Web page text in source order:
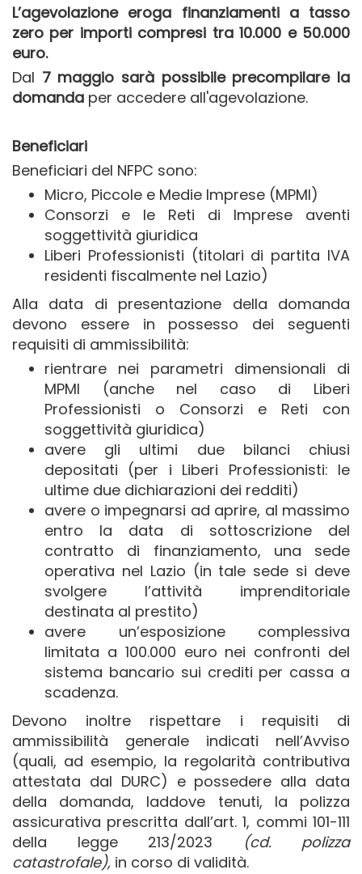
L’agevolazione eroga finanziamenti a tasso
zero per importi compresi tra 10.000 e 50.000
euro.
Dal 7 maggio sarà possibile precompilare la
domanda per accedere all'agevolazione.
Beneficiari
Beneficiari del NFPC sono:
Micro, Piccole e Medie Imprese (MPMI)
Consorzi e le Reti di Imprese aventi
soggettività giuridica
Liberi Professionisti (titolari di partita IVA
residenti fiscalmente nel Lazio)
Alla data di presentazione della domanda
devono essere in possesso dei seguenti
requisiti di ammissibilità:
rientrare nei parametri dimensionali di
MPMI (anche nel caso di Liberi
Professionisti o Consorzi e Reti con
soggettività giuridica)
avere gli ultimi due bilanci chiusi
depositati (per i Liberi Professionisti: le
ultime due dichiarazioni dei redditi)
avere o impegnarsi ad aprire, al massimo
entro la data di sottoscrizione del
contratto di finanziamento, una sede
operativa nel Lazio (in tale sede si deve
svolgere l’attività imprenditoriale
destinata al prestito)
avere un’esposizione complessiva
limitata a 100.000 euro nei confronti del
sistema bancario sui crediti per cassa a
scadenza.
Devono inoltre rispettare i requisiti di
ammissibilità generale indicati nell’Avviso
(quali, ad esempio, la regolarità contributiva
attestata dal DURC) e possedere alla data
della domanda, laddove tenuti, la polizza
assicurativa prescritta dall’art. 1, commi 101-111
della legge 213/2023
(cd. polizza
catastrofale), in corso di validità.